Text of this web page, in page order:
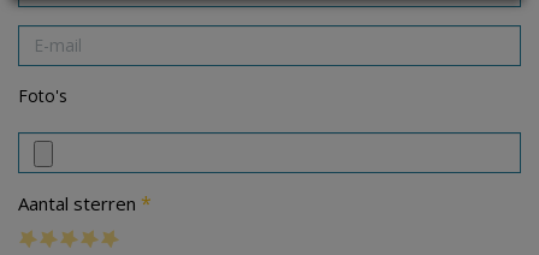
Foto's
Aantal sterren *